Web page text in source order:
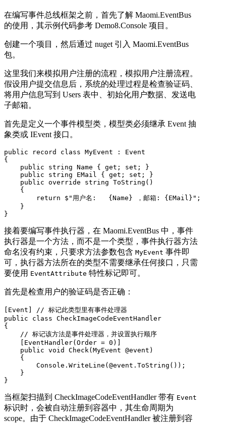
在编写事件总线框架之前，首先了解 Maomi.EventBus
的使用，其示例代码参考 Demo8.Console 项目。
创建一个项目，然后通过 nuget 引入 Maomi.EventBus
包。
这里我们来模拟用户注册的流程，模拟用户注册流程。
假设用户提交信息后，系统的处理过程是检查验证码、
将用户信息写到 Users 表中、初始化用户数据、发送电
子邮箱。
首先是定义一个事件模型类，模型类必须继承 Event 抽
象类或 IEvent 接口。
public record class MyEvent : Event
{
    public string Name { get; set; }
    public string EMail { get; set; }
    public override string ToString()
    {
        return $"用户名:   {Name} ，邮箱: {EMail}";
    }
}
接着要编写事件执行器，在 Maomi.EventBus 中，事件
执行器是一个方法，而不是一个类型，事件执行器方法
命名没有约束，只要求方法参数包含 MyEvent 事件即
可，执行器方法所在的类型不需要继承任何接口，只需
要使用 EventAttribute 特性标记即可。
首先是检查用户的验证码是否正确：
[Event] // 标记此类型里有事件处理器
public class CheckImageCodeEventHandler
{
    // 标记该方法是事件处理器，并设置执行顺序
    [EventHandler(Order = 0)]
    public void Check(MyEvent @event)
    {
        Console.WriteLine(@event.ToString());
    }
}
当框架扫描到 CheckImageCodeEventHandler 带有 Event
标识时，会被自动注册到容器中，其生命周期为
scope。由于 CheckImageCodeEventHandler 被注册到容